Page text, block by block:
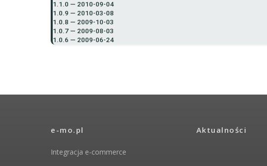
1.1.0 — 2010-09-04
1.0.9 — 2010-03-08
1.0.8 — 2009-10-03
1.0.7 — 2009-08-03
1.0.6 — 2009-06-24
e-mo.pl
Integracja e-commerce
Aktualności